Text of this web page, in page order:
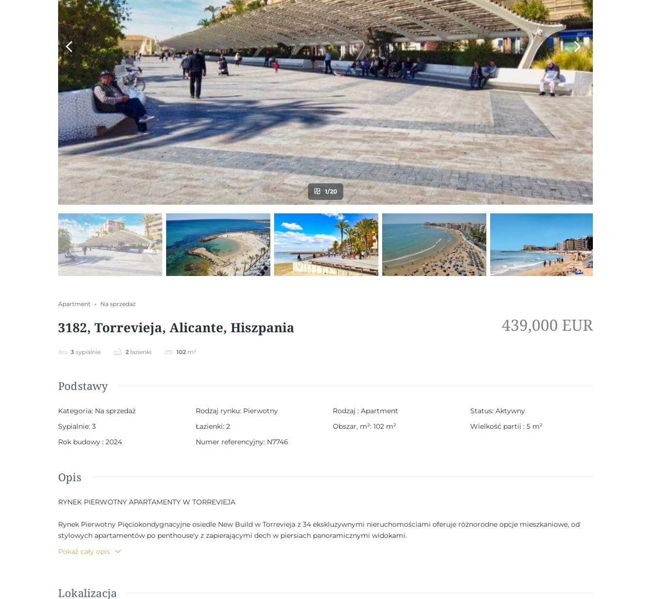
1/20
Apartment Na sprzedaż
3182, Torrevieja, Alicante, Hiszpania
3 sypialnie 2 łazienki 102 m²
439,000 EUR
Podstawy
Kategoria: Na sprzedaż Rodzaj rynku: Pierwotny Rodzaj : Apartment Status: Aktywny
Sypialnie: 3 Łazienki: 2 Obszar, m²: 102 m² Wielkość partii : 5 m²
Rok budowy : 2024 Numer referencyjny: N7746
Opis
RYNEK PIERWOTNY APARTAMENTY W TORREVIEJA
Rynek Pierwotny Pięciokondygnacyjne osiedle New Build w Torrevieja z 34 ekskluzywnymi nieruchomościami oferuje różnorodne opcje mieszkaniowe, od
stylowych apartamentów po penthouse'y z zapierającymi dech w piersiach panoramicznymi widokami.
Każdy zakątek rezydencji został starannie zaplanowany, aby zmaksymalizować przestrzeń i naturalne światło, tworząc jasne i przyjazne otoczenie, które
Rezydencja majestatycznie położona w samym sercu Torrevieja, umacnia swoją pozycję jako osiedle pełne elegancji i nowoczesności. Jego strategiczna
Pokaż cały opis
Lokalizacja